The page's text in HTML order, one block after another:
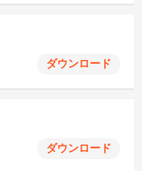
ダウンロード
ダウンロード